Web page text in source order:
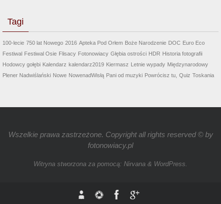
Tagi
100-lecie 750 lat Nowego 2016 Apteka Pod Orłem Boże Narodzenie DOC Euro Eco
Festiwal Festiwal Osie Flisacy Fotonowiacy Głębia ostrości HDR Historia fotografii
Hodowcy gołębi Kalendarz kalendarz2019 Kiermasz Letnie wypady Międzynarodowy
Plener Nadwiślański Nowe NowenadWisłą Pani od muzyki Powrócisz tu, Quiz Toskania
Wszelkie prawa zastrzeżone. Copyright all rights reserved © by
fotonowiacy.pl
Witryna stworzona za pomocą: Nirvana & WordPress.